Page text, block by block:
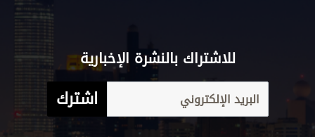
للاشتراك بالنشرة الإخبارية
اشترك